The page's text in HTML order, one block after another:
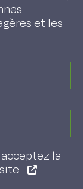
et les
la